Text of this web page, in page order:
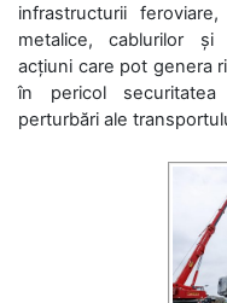
infrastructurii
metalice, cablurilor și
acțiuni care pot genera
în pericol
perturbări ale